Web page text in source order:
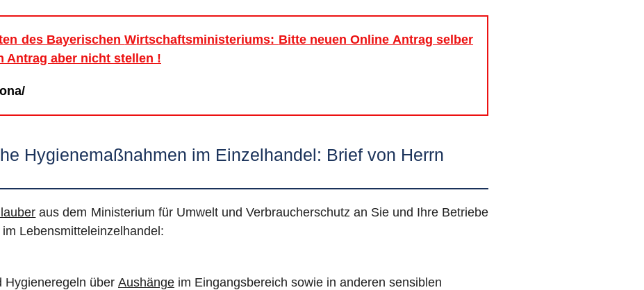
des BayerischenWirtschaftsministeriums: Bitte neuen Online Antrag selber
Antrag aber nicht stellen !
Hygienemaßnahmen im Einzelhandel: Brief von Herrn
aus dem Ministerium für Umwelt und Verbraucherschutz an Sie und Ihre Betriebe
Lebensmitteleinzelhandel:
Hygieneregeln über Aushänge im Eingangsbereich sowie in anderen sensiblen